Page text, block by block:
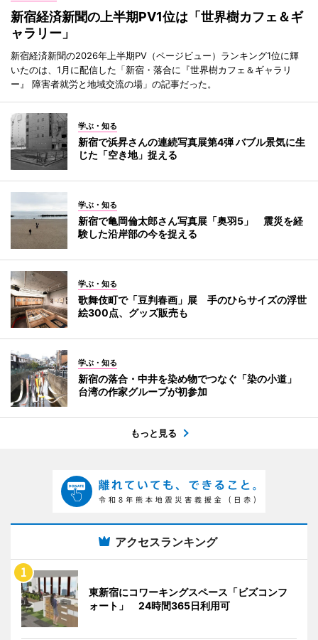
新宿経済新聞の上半期PV1位は「世界樹カフェ＆ギ
ャラリー」
新宿経済新聞の2026年上半期PV（ページビュー）ランキング1位に輝
いたのは、1月に配信した「新宿・落合に『世界樹カフェ＆ギャラリ
ー』 障害者就労と地域交流の場」の記事だった。
学ぶ・知る
新宿で浜昇さんの連続写真展第4弾 バブル景気に生
じた「空き地」捉える
学ぶ・知る
新宿で亀岡倫太郎さん写真展「奥羽5」 震災を経
験した沿岸部の今を捉える
学ぶ・知る
歌舞伎町で「豆判春画」展 手のひらサイズの浮世
絵300点、グッズ販売も
学ぶ・知る
新宿の落合・中井を染め物でつなぐ「染の小道」
台湾の作家グループが初参加
もっと見る
アクセスランキング
東新宿にコワーキングスペース「ビズコンフ
ォート」 24時間365日利用可